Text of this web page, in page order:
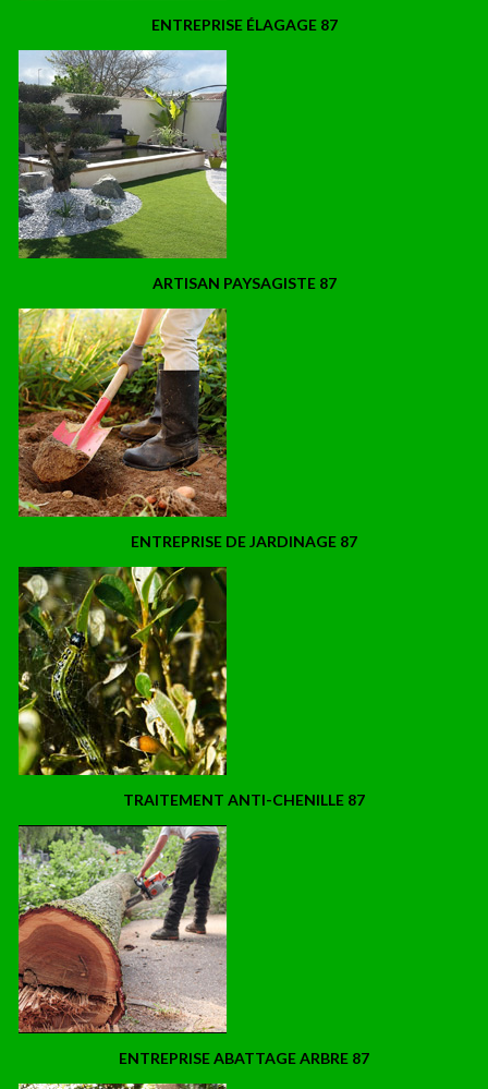
ENTREPRISE ÉLAGAGE 87
ARTISAN PAYSAGISTE 87
ENTREPRISE DE JARDINAGE 87
TRAITEMENT ANTI-CHENILLE 87
ENTREPRISE ABATTAGE ARBRE 87